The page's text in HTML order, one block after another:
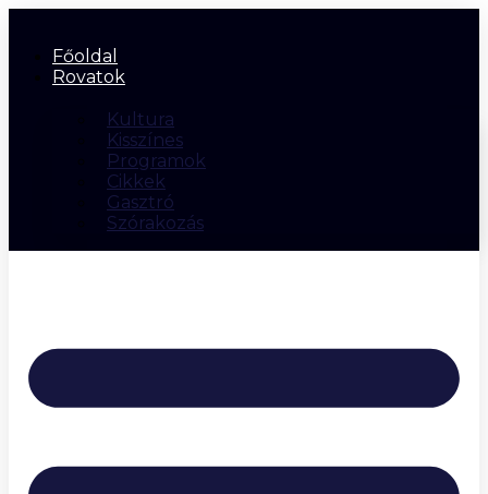
Főoldal
Rovatok
Kultura
Kisszínes
Programok
Cikkek
Gasztró
Szórakozás